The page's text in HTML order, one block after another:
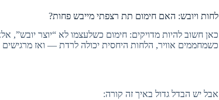
לחות ויובש: האם חימום תת רצפתי מייבש פחות?
כאן חשוב להיות מדויקים: חימום כשלעצמו לא “יוצר יובש”,
כשמחממים אוויר, הלחות היחסית יכולה לרדת — ואז מרגישים
אבל יש הבדל גדול באיך זה קורה: